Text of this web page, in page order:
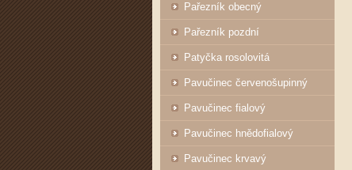
Pařezník obecný
Pařezník pozdní
Patyčka rosolovitá
Pavučinec červenošupinný
Pavučinec fialový
Pavučinec hnědofialový
Pavučinec krvavý